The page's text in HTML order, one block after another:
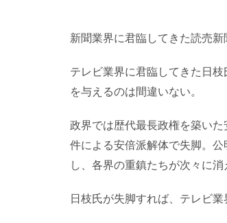
新聞業界に君臨してきた読売
テレビ業界に君臨してきた日
を与えるのは間違いない。
政界では歴代最長政権を築い
件による安倍派解体で失脚。
し、各界の重鎮たちが次々に消
日枝氏が失脚すれば、テレビ業